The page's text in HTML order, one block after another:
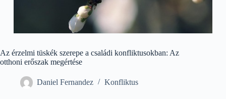
Az érzelmi tüskék szerepe a családi konfliktusokban: Az
otthoni erőszak megértése
Daniel Fernandez Konfliktus